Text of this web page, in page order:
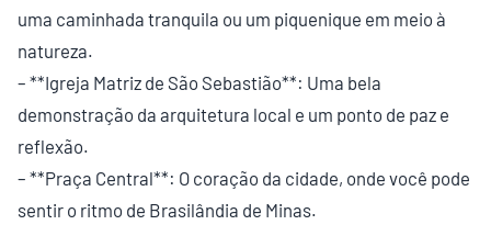
uma caminhada tranquila ou um piquenique em meio à
natureza.
– **Igreja Matriz de São Sebastião**: Uma bela
demonstração da arquitetura local e um ponto de paz e
reflexão.
– **Praça Central**: O coração da cidade, onde você pode
sentir o ritmo de Brasilândia de Minas.